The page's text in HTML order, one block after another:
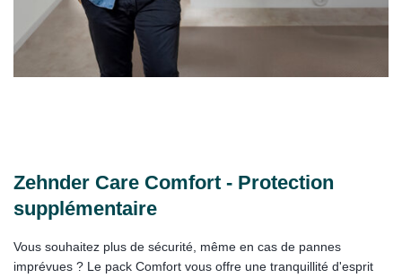
Zehnder Care Comfort - Protection
supplémentaire
Vous souhaitez plus de sécurité, même en cas de pannes
imprévues ? Le pack Comfort vous offre une tranquillité d'esprit